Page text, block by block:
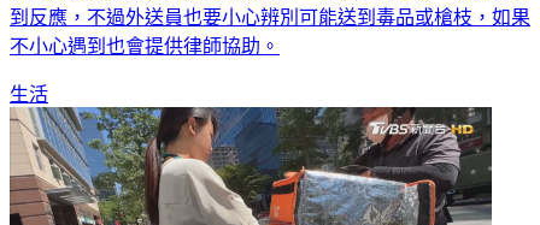
到反應，不過外送員也要小心辨別可能送到毒品或槍枝，如果
不小心遇到也會提供律師協助。
生活